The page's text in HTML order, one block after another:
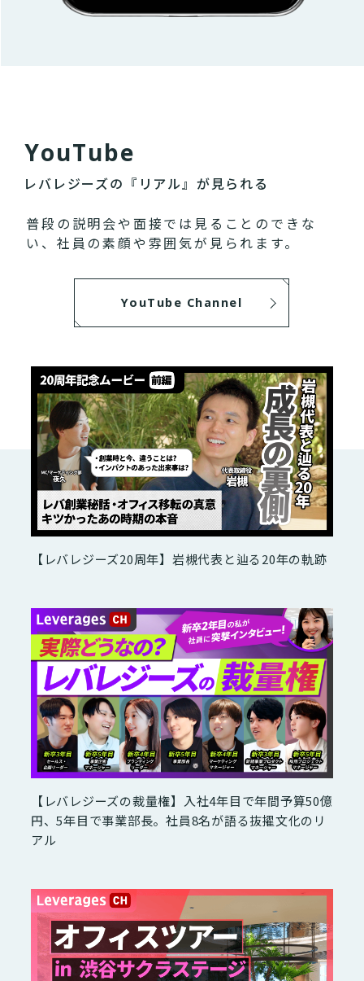
YouTube
レバレジーズの『リアル』が見られる
普段の説明会や面接では見ることのできな
い、社員の素顔や雰囲気が見られます。
YouTube Channel
【レバレジーズ20周年】岩槻代表と辿る20年の軌跡
【レバレジーズの裁量権】入社4年目で年間予算50億
円、5年目で事業部長。社員8名が語る抜擢文化のリ
アル